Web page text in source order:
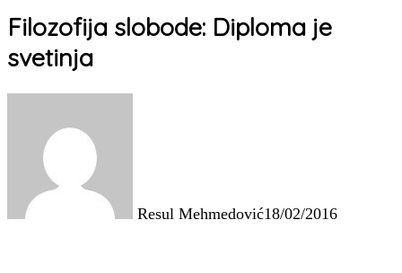
Filozofija slobode: Diploma je
svetinja
Resul Mehmedović18/02/2016